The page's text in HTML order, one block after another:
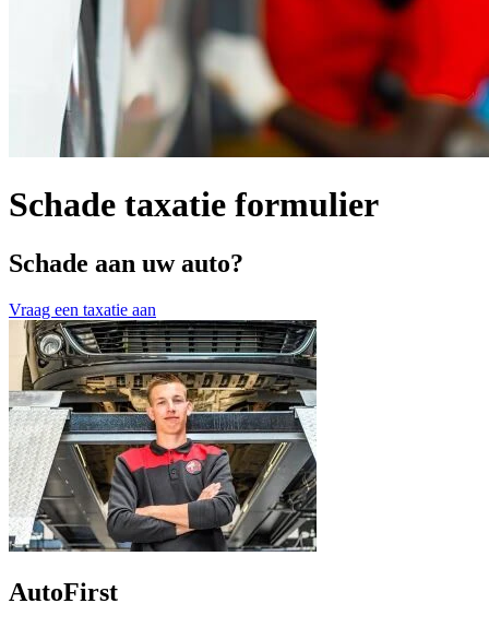
Schade taxatie formulier
Schade aan uw auto?
Vraag een taxatie aan
AutoFirst